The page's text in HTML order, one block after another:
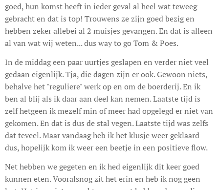
goed, hun komst heeft in ieder geval al heel wat teweeg
gebracht en dat is top! Trouwens ze zijn goed bezig en
hebben zeker allebei al 2 muisjes gevangen. En dat is alleen
al van wat wij weten... dus way to go Tom & Poes.
In de middag een paar uurtjes geslapen en verder niet veel
gedaan eigenlijk. Tja, die dagen zijn er ook. Gewoon niets,
behalve het "reguliere" werk op en om de boerderij. En ik
ben al blij als ik daar aan deel kan nemen. Laatste tijd is
zelf hetgeen ik mezelf min of meer had opgelegd er niet van
gekomen. En dat is dus de stal vegen. Laatste tijd was zelfs
dat teveel. Maar vandaag heb ik het klusje weer geklaard
dus, hopelijk kom ik weer een beetje in een positieve flow.
Net hebben we gegeten en ik hed eigenlijk dit keer goed
kunnen eten. Vooralsnog zit het erin en heb ik nog geen